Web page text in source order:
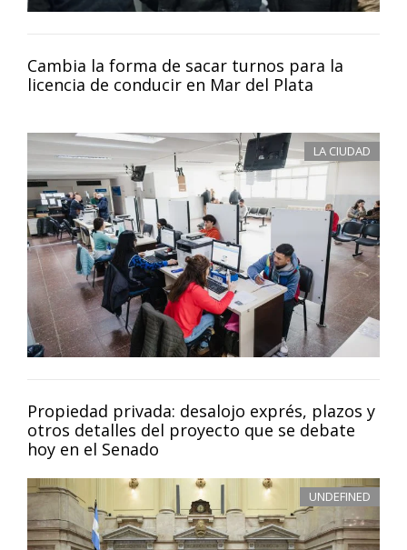
Cambia la forma de sacar turnos para la
licencia de conducir en Mar del Plata
LA CIUDAD
Propiedad privada: desalojo exprés, plazos y
otros detalles del proyecto que se debate
hoy en el Senado
UNDEFINED